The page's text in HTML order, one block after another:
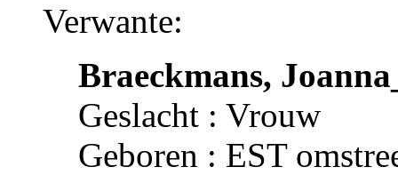
Verwante:
Braeckmans,
Geslacht : Vrouw
Geboren : EST